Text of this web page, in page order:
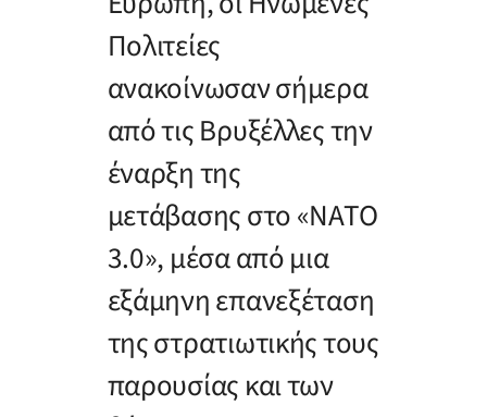
Πολιτείες
ανακοίνωσαν σήμερα
από τις Βρυξέλλες την
έναρξη της
μετάβασης στο «ΝΑΤΟ
3.0», μέσα από μια
εξάμηνη επανεξέταση
της στρατιωτικής τους
παρουσίας και των